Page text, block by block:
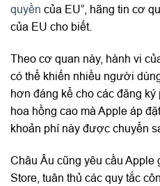
quyền của EU”, hãng tin cơ
của EU cho biết.
Theo cơ quan này, hành vi
có thể khiến nhiều người
hơn đáng kể cho các đăng
hoa hồng cao mà Apple áp
khoản phí này được chuyển
Châu Âu cũng yêu cầu Apple
Store, tuân thủ các quy tắc